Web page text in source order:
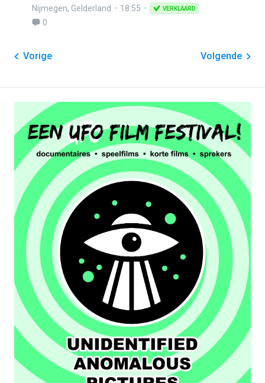
Nijmegen, Gelderland 18:55 VERKLAARD
0
Vorige Volgende